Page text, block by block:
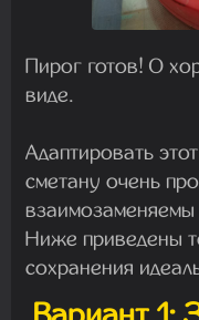
Пирог готов! О
виде.
Адаптировать
сметану очень
взаимозаменяемы
Ниже приведены
сохранения